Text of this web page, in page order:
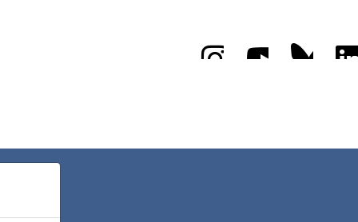
Das GFZ aufDas GFZ auf
Das